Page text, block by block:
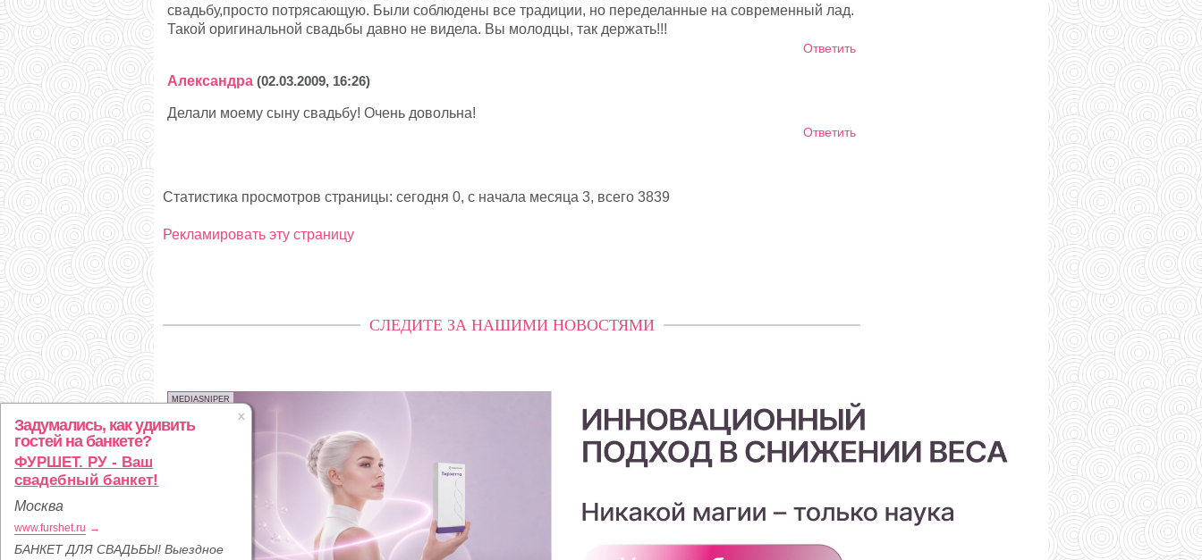
свадьбу,просто потрясающую. Были соблюдены все традиции, но переделанные на современный лад.
Такой оригинальной свадьбы давно не видела. Вы молодцы, так держать!!!
Ответить
Александра (02.03.2009, 16:26)
Делали моему сыну свадьбу! Очень довольна!
Ответить
Статистика просмотров страницы: сегодня 0, с начала месяца 3, всего 3839
Рекламировать эту страницу
Задумались, как удивить
гостей на банкете?
ФУРШЕТ. РУ - Ваш
свадебный банкет!
Москва
www.furshet.ru →
БАНКЕТ ДЛЯ СВАДЬБЫ! Выездное
СЛЕДИТЕ ЗА НАШИМИ НОВОСТЯМИ
MEDIASNIPER